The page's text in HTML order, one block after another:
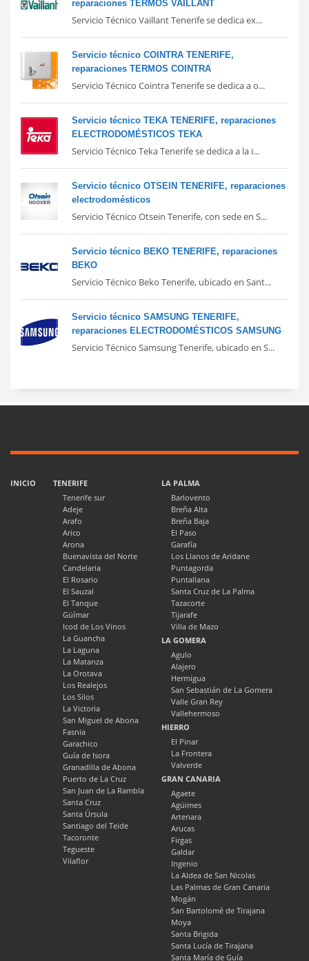
reparaciones TERMOS VAILLANT
Servicio Técnico Vaillant Tenerife se dedica ex...
Servicio técnico COINTRA TENERIFE,
reparaciones TERMOS COINTRA
Servicio Técnico Cointra Tenerife se dedica a o...
Servicio técnico TEKA TENERIFE, reparaciones
ELECTRODOMÉSTICOS TEKA
Servicio Técnico Teka Tenerife se dedica a la i...
Servicio técnico OTSEIN TENERIFE, reparaciones
electrodomésticos
Servicio Técnico Otsein Tenerife, con sede en S...
Servicio técnico BEKO TENERIFE, reparaciones
BEKO
Servicio Técnico Beko Tenerife, ubicado en Sant...
Servicio técnico SAMSUNG TENERIFE,
reparaciones ELECTRODOMÉSTICOS SAMSUNG
Servicio Técnico Samsung Tenerife, ubicado en S...
INICIO
TENERIFE
Tenerife sur
Adeje
Arafo
Arico
Arona
Buenavista del Norte
Candelaria
El Rosario
El Sauzal
El Tanque
Güímar
Icod de Los Vinos
La Guancha
La Laguna
La Matanza
La Orotava
Los Realejos
Los Silos
La Victoria
San Miguel de Abona
Fasnia
Garachico
Guía de Isora
Granadilla de Abona
Puerto de La Cruz
San Juan de La Rambla
Santa Cruz
Santa Úrsula
Santiago del Teide
Tacoronte
Tegueste
Vilaflor
LA PALMA
Barlovento
Breña Alta
Breña Baja
El Paso
Garafía
Los Llanos de Aridane
Puntagorda
Puntallana
Santa Cruz de La Palma
Tazacorte
Tijarafe
Villa de Mazo
LA GOMERA
Agulo
Alajero
Hermigua
San Sebastián de La Gomera
Valle Gran Rey
Vallehermoso
HIERRO
El Pinar
La Frontera
Valverde
GRAN CANARIA
Agaete
Agüimes
Artenara
Arucas
Firgas
Galdar
Ingenio
La Aldea de San Nicolas
Las Palmas de Gran Canaria
Mogán
San Bartolomé de Tirajana
Moya
Santa Brigida
Santa Lucía de Tirajana
Santa María de Guía